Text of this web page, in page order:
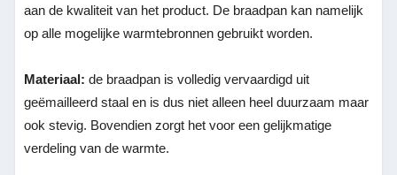
aan de kwaliteit van het product. De braadpan kan namelijk
op alle mogelijke warmtebronnen gebruikt worden.
Materiaal:de braadpan is volledig vervaardigd uit
geëmailleerd staal en is dus niet alleen heel duurzaam maar
ook stevig. Bovendien zorgt het voor een gelijkmatige
verdeling van de warmte.